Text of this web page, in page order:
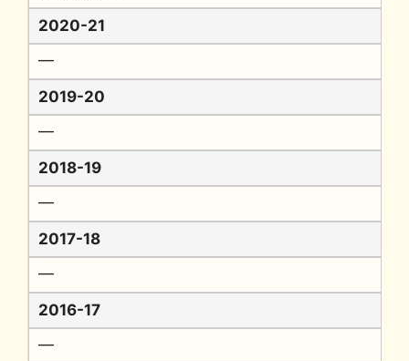
2020-21
━
2019-20
━
2018-19
━
2017-18
━
2016-17
━